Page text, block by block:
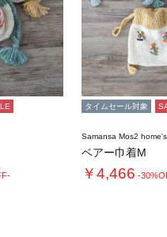
タイムセール対象
Samansa Mos2 home's
ベアー巾着M
￥4,466 -